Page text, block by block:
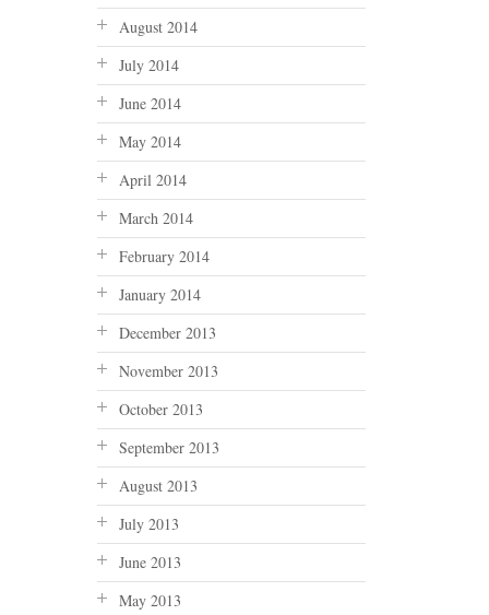
August 2014
July 2014
June 2014
May 2014
April 2014
March 2014
February 2014
January 2014
December 2013
November 2013
October 2013
September 2013
August 2013
July 2013
June 2013
May 2013